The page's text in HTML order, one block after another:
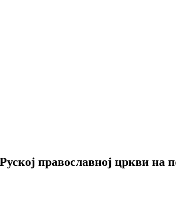
православној цркви на